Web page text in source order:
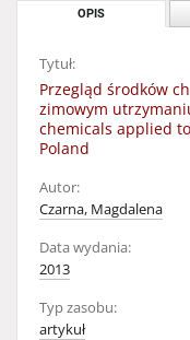
OPIS
Tytuł:
Przegląd środków
zimowym
chemicals applied
Poland
Autor:
Czarna, Magdalena
Data wydania:
2013
Typ zasobu:
artykuł